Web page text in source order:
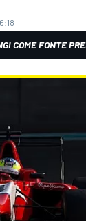
COME FONTE